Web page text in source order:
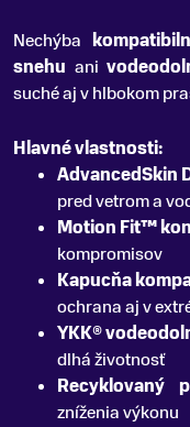
Nechýba
snehu ani
suché aj v hlbokom
Hlavné vlastnosti:
AdvancedSkin
pred vetrom a
Motion Fit™
kompromisov
Kapucňa
ochrana aj v
YKK®
dlhá životnosť
Recyklovaný
zníženia výkonu